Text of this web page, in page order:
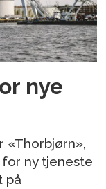
nye
«Thorbjørn»,
ny tjeneste
på